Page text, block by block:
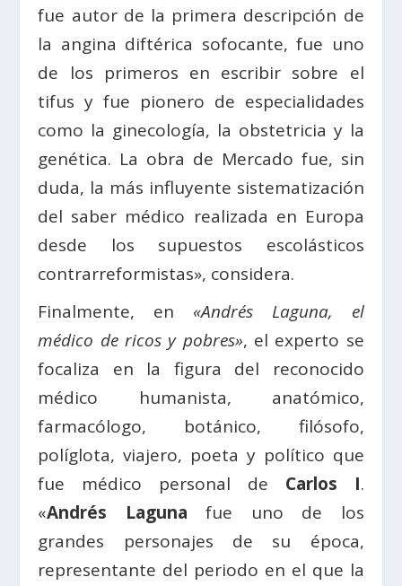
fue autor de la primera descripción de
la angina diftérica sofocante, fue uno
de los primeros en escribir sobre el
tifus y fue pionero de especialidades
como la ginecología, la obstetricia y la
genética. La obra de Mercado fue, sin
duda, la más influyente sistematización
del saber médico realizada en Europa
desde los supuestos escolásticos
contrarreformistas», considera.
Finalmente, en «Andrés Laguna, el
médico de ricos y pobres», el experto se
focaliza en la figura del reconocido
médico humanista, anatómico,
farmacólogo, botánico, filósofo,
políglota, viajero, poeta y político que
fue médico personal de Carlos I.
«Andrés Laguna fue uno de los
grandes personajes de su época,
representante del periodo en el que la